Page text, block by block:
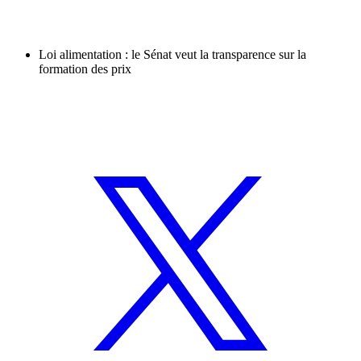
Loi alimentation : le Sénat veut la transparence sur la
formation des prix